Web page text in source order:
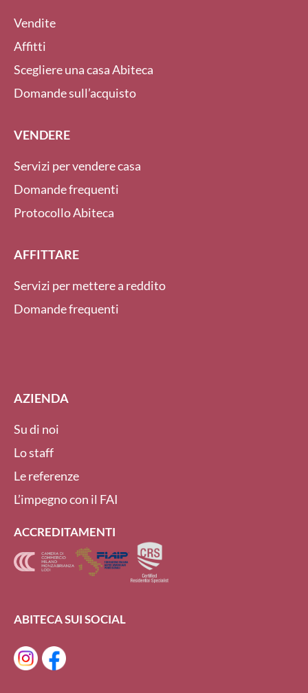
Vendite
Affitti
Scegliere una casa Abiteca
Domande sull’acquisto
VENDERE
Servizi per vendere casa
Domande frequenti
Protocollo Abiteca
AFFITTARE
Servizi per mettere a reddito
Domande frequenti
AZIENDA
Su di noi
Lo staff
Le referenze
L’impegno con il FAI
ACCREDITAMENTI
ABITECA SUI SOCIAL